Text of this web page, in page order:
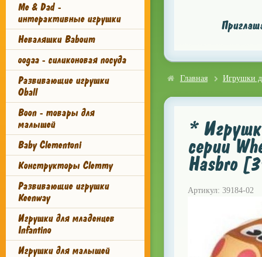
Me & Dad -
интерактивные игрушки
Неваляшки Baboum
oogaa - силиконовая посуда
Развивающие игрушки
Oball
Boon - товары для
малышей
Baby Clementoni
Конструкторы Clemmy
Развивающие игрушки
Keenway
Игрушки для младенцев
Infantino
Игрушки для малышей
Главная Игрушки
*
серии
Hasbro
Артикул: 39184-02